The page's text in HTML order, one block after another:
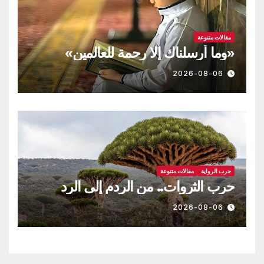
مقالات متنوعة
«وما أرسلناك إلا رحمة للعالمين»
2026-08-06
حرب الرواية مقالات متنوعة
حرب الثروات.. من الردم إلى الرد
2026-08-06